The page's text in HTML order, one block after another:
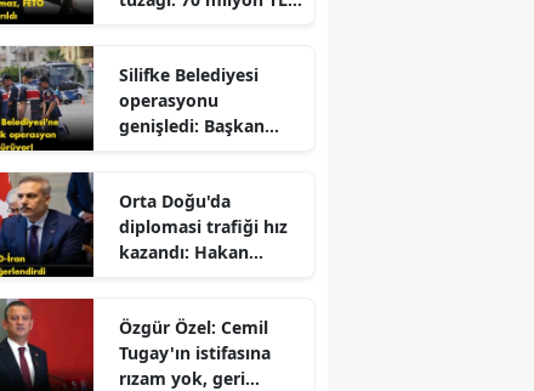
Silifke Belediyesi
operasyonu
genişledi: Başkan
Orta Doğu'da
diplomasi trafiği hız
kazandı: Hakan
Özgür Özel: Cemil
Tugay'ın istifasına
rızam yok, geri